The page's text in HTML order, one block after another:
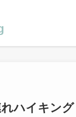
ハイキング